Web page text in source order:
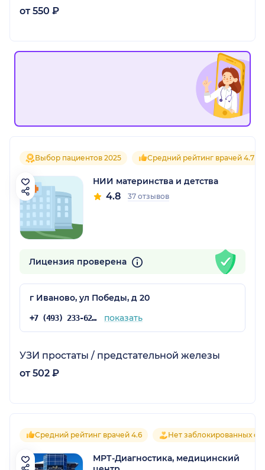
от 550 ₽
Выбор пациентов 2025 Средний рейтинг врачей 4.7
НИИ материнства и детства
4.8 37 отзывов
Лицензия проверена
г Иваново, ул Победы, д 20
+7 (493) 233-62-63 показать
УЗИ простаты / предстательной железы
от 502 ₽
Средний рейтинг врачей 4.6 Нет заблокированных
МРТ-Диагностика, медицинский